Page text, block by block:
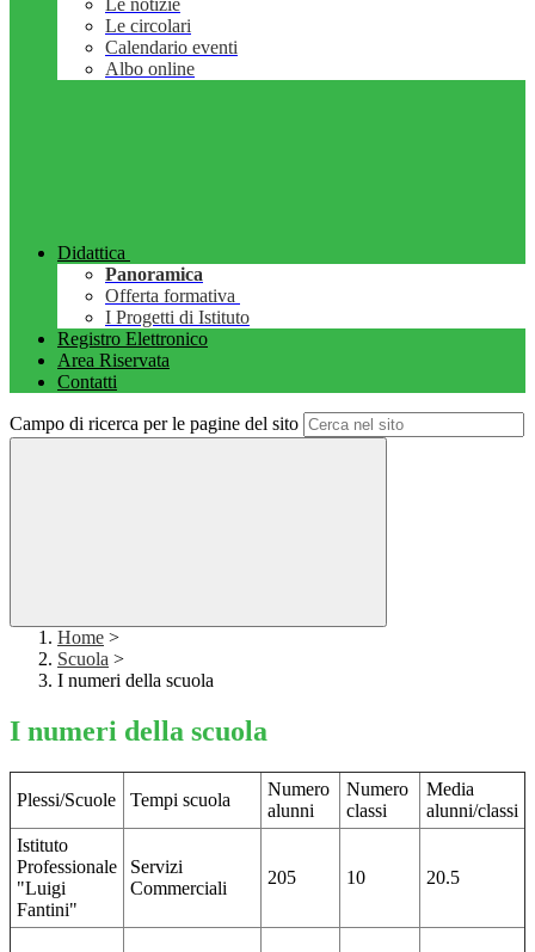
Le notizie
Le circolari
Calendario eventi
Albo online
Didattica
Panoramica
Offerta formativa
I Progetti di Istituto
Registro Elettronico
Area Riservata
Contatti
Campo di ricerca per le pagine del sito
Home >
Scuola >
I numeri della scuola
I numeri della scuola
Plessi/Scuole Tempi scuola
Numero
alunni
Numero
classi
Media
alunni/classi
Istituto
Professionale
"Luigi
Fantini"
Servizi
Commerciali
205 10 20.5